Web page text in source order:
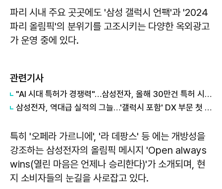
파리 시내 주요 곳곳에도 '삼성 갤럭시 언팩'과 '2024
파리 올림픽'의 분위기를 고조시키는 다양한 옥외광고
가 운영 중에 있다.
관련기사
"AI 시대 특허가 경쟁력"…삼성전자, 올해 30만건 특허 시대 연다
삼성전자, 역대급 실적의 그늘…'갤럭시 포함' DX 부문 첫 적자
특히 '오페라 가르니에', '라 데팡스' 등 에는 개방성을
강조하는 삼성전자의 올림픽 메시지 'Open always
wins(열린 마음은 언제나 승리한다)'가 소개되며, 현
지 소비자들의 눈길을 사로잡고 있다.